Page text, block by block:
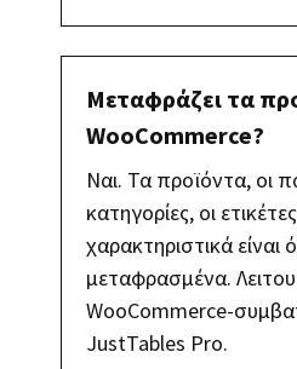
Μεταφράζει τα
WooCommerce?
Ναι. Τα προϊόντα, οι
κατηγορίες, οι
χαρακτηριστικά είναι
μεταφρασμένα.
WooCommerce-
JustTables Pro.